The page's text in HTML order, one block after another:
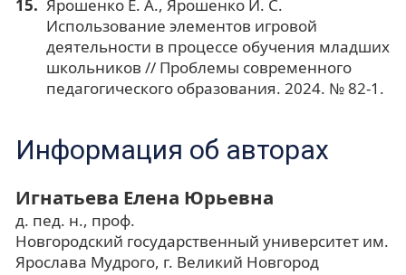
Ярошенко Е. А., Ярошенко И. С.
Использование элементов игровой
деятельности в процессе обучения младших
школьников // Проблемы современного
педагогического образования. 2024. № 82-1.
Информация об авторах
Игнатьева Елена Юрьевна
д. пед. н., проф.
Новгородский государственный университет им.
Ярослава Мудрого, г. Великий Новгород